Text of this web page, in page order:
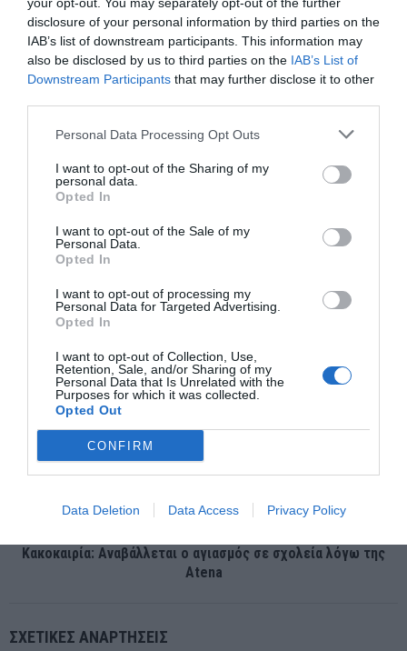
disclosure of your personal information by third parties on the
IAB’s list of downstream participants. This information may
also be disclosed by us to third parties on the IAB’s List of
Downstream Participants that may further disclose it to other
Personal Data Processing Opt Outs
I want to opt-out of the Sharing of my
personal data.
Opted In
I want to opt-out of the Sale of my
Personal Data.
Opted In
I want to opt-out of processing my
Personal Data for Targeted Advertising.
Opted In
I want to opt-out of Collection, Use,
Retention, Sale, and/or Sharing of my
Personal Data that Is Unrelated with the
Purposes for which it was collected.
Opted Out
CONFIRM
Data Deletion Data Access Privacy Policy
ΕΛΕΥΘΕΡΟΣ ΤΥΠΟΣ
Δ Σ Α: Καθολική αποχή και συγκέντρωση διαμαρτυρίας και
ενημέρωσης για το νέο Δικαστικό Χάρτη τη Δευτέρα 16
Σεπτεμβρίου 2024
Κακοκαιρία: Αναβάλλεται ο αγιασμός σε σχολεία λόγω της
Atena
ΣΧΕΤΙΚΈΣ ΑΝΑΡΤΉΣΕΙΣ